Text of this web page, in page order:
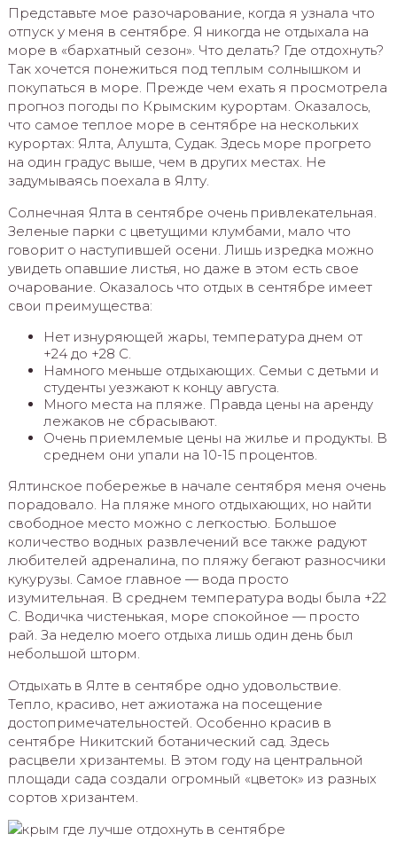
Представьте мое разочарование, когда я узнала что
отпуск у меня в сентябре. Я никогда не отдыхала на
море в «бархатный сезон». Что делать? Где отдохнуть?
Так хочется понежиться под теплым солнышком и
покупаться в море. Прежде чем ехать я просмотрела
прогноз погоды по Крымским курортам. Оказалось,
что самое теплое море в сентябре на нескольких
курортах: Ялта, Алушта, Судак. Здесь море прогрето
на один градус выше, чем в других местах. Не
задумываясь поехала в Ялту.
Солнечная Ялта в сентябре очень привлекательная.
Зеленые парки с цветущими клумбами, мало что
говорит о наступившей осени. Лишь изредка можно
увидеть опавшие листья, но даже в этом есть свое
очарование. Оказалось что отдых в сентябре имеет
свои преимущества:
Нет изнуряющей жары, температура днем от
+24 до +28 C.
Намного меньше отдыхающих. Семьи с детьми и
студенты уезжают к концу августа.
Много места на пляже. Правда цены на аренду
лежаков не сбрасывают.
Очень приемлемые цены на жилье и продукты. В
среднем они упали на 10-15 процентов.
Ялтинское побережье в начале сентября меня очень
порадовало. На пляже много отдыхающих, но найти
свободное место можно с легкостью. Большое
количество водных развлечений все также радуют
любителей адреналина, по пляжу бегают разносчики
кукурузы. Самое главное — вода просто
изумительная. В среднем температура воды была +22
C. Водичка чистенькая, море спокойное — просто
рай. За неделю моего отдыха лишь один день был
небольшой шторм.
Отдыхать в Ялте в сентябре одно удовольствие.
Тепло, красиво, нет ажиотажа на посещение
достопримечательностей. Особенно красив в
сентябре Никитский ботанический сад. Здесь
расцвели хризантемы. В этом году на центральной
площади сада создали огромный «цветок» из разных
сортов хризантем.